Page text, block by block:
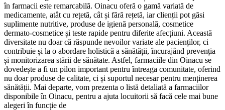
în farmacii este remarcabilă. Oinacu oferă o gamă variată de
medicamente, atât cu rețetă, cât și fără rețetă, iar clienții pot găsi
suplimente nutritive, produse de igienă personală, cosmetice
dermato-cosmetice și teste rapide pentru diferite afecțiuni. Această
diversitate nu doar că răspunde nevoilor variate ale pacienților, ci
contribuie și la o abordare holistică a sănătății, încurajând prevenția
și monitorizarea stării de sănătate. Astfel, farmaciile din Oinacu se
dovedește a fi un pilon important pentru întreaga comunitate, oferind
nu doar produse de calitate, ci și suportul necesar pentru menținerea
sănătății. Mai departe, vom prezenta o listă detaliată a farmaciilor
disponibile în Oinacu, pentru a ajuta locuitorii să facă cele mai bune
alegeri în funcție de